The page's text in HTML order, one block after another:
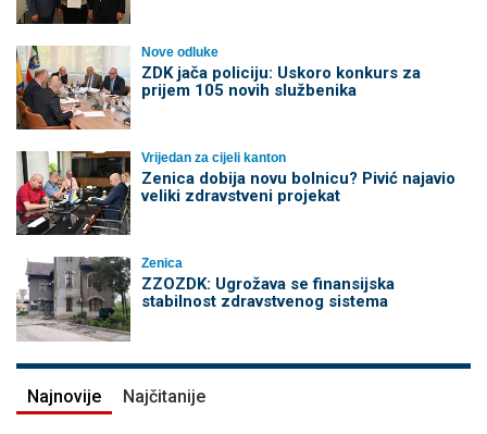
Nove odluke
ZDK jača policiju: Uskoro konkurs za
prijem 105 novih službenika
Vrijedan za cijeli kanton
Zenica dobija novu bolnicu? Pivić najavio
veliki zdravstveni projekat
Zenica
ZZOZDK: Ugrožava se finansijska
stabilnost zdravstvenog sistema
Najnovije Najčitanije